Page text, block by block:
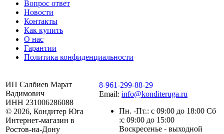
Вопрос ответ
Новости
Контакты
Как купить
О нас
Гарантии
Политика конфиденциальности
ИП Салбиев Марат
Вадимович
ИНН 231006286088
© 2026, Кондитер Юга
Интернет-магазин в
Ростов-на-Дону
8-961-299-88-29
Email: info@konditeruga.ru
Пн. -Пт.: с 09:00 до 18:00 Сб
:с 09:00 до 15:00
Воскресенье - выходной